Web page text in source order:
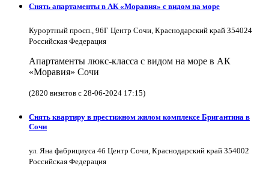
Снять апартаменты в АК «Моравия» с видом на море
Курортный просп., 96Г Центр Сочи, Краснодарский край 354024
Российская Федерация
Апартаменты люкс-класса с видом на море в АК
«Моравия» Сочи
(2820 визитов с 28-06-2024 17:15)
Снять квартиру в престижном жилом комплексе Бригантина в
Сочи
ул. Яна фабрициуса 4б Центр Сочи, Краснодарский край 354002
Российская Федерация